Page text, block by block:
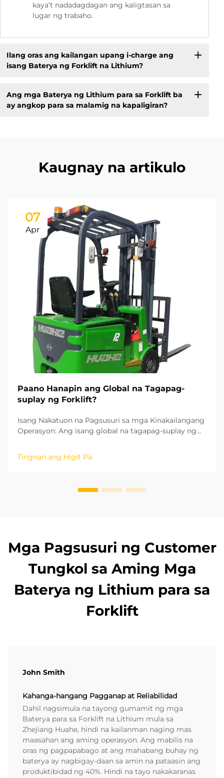
kaya’t nadadagdagan ang kaligtasan sa
lugar ng trabaho.
Ilang oras ang kailangan upang i-charge ang
isang Baterya ng Forklift na Lithium?
Ang mga Baterya ng Lithium para sa Forklift ba
ay angkop para sa malamig na kapaligiran?
Kaugnay na artikulo
07
Apr
Paano Hanapin ang Global na Tagapag-
suplay ng Forklift?
Isang Nakatuon na Pagsusuri sa mga Kinakailangang
Operasyon: Ang isang global na tagapag-suplay ng
kinakailangang operasyon upang matugunan ang
kanilang mga pangangailangan at gastos. Ang bawat
Tingnan ang Higit Pa
Mga Pagsusuri ng Customer
Tungkol sa Aming Mga
Baterya ng Lithium para sa
Forklift
John Smith
Kahanga-hangang Pagganap at Reliabilidad
Dahil nagsimula na tayong gumamit ng mga
Baterya para sa Forklift na Lithium mula sa
Zhejiang Huahe, hindi na kailanman naging mas
maasahan ang aming operasyon. Ang mabilis na
oras ng pagpapabago at ang mahabang buhay ng
baterya ay nagbigay-daan sa amin na pataasin ang
produktibidad ng 40%. Hindi na tayo nakakaranas